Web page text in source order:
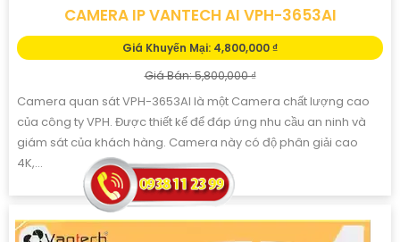
CAMERA IP VANTECH AI VPH-3653AI
Giá Khuyến Mại: 4,800,000 ₫
Giá Bán: 5,800,000 ₫
Camera quan sát VPH-3653AI là một Camera chất lượng cao
của công ty VPH. Được thiết kế để đáp ứng nhu cầu an ninh và
giám sát của khách hàng. Camera này có độ phân giải cao
4K,...